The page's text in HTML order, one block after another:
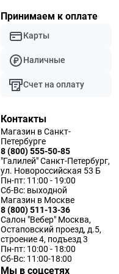
Принимаем к оплате
Карты
Наличные
Счет на оплату
Контакты
Магазин в Санкт-
Петербурге
8 (800) 555-50-85
"Галилей" Санкт-Петербург,
ул. Новороссийская 53 Б
Пн-пт: 11:00 - 19:00
Сб-Вс: выходной
Магазин в Москве
8 (800) 511-13-36
Салон "Вебер" Москва,
Остаповский проезд, д.5,
строение 4, подъезд 3
Пн-пт: 10:00 - 18:00
Сб-Вс: 11:00-18:00
Мы в соцсетях